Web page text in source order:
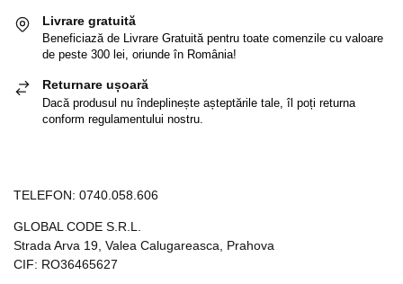
Livrare gratuită
Beneficiază de Livrare Gratuită pentru toate comenzile cu valoare
de peste 300 lei, oriunde în România!
Returnare ușoară
Dacă produsul nu îndeplinește așteptările tale, îl poți returna
conform regulamentului nostru.
TELEFON: 0740.058.606
GLOBAL CODE S.R.L.
Strada Arva 19, Valea Calugareasca, Prahova
CIF: RO36465627